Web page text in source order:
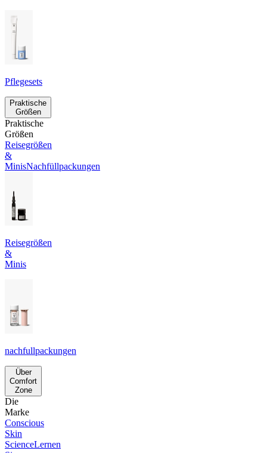
Pflegesets
Praktische
Größen
Praktische
Größen
Reisegrößen
&
MinisNachfüllpackungen
Reisegrößen
&
Minis
nachfullpackungen
Über
Comfort
Zone
Die
Marke
Conscious
Skin
ScienceLernen